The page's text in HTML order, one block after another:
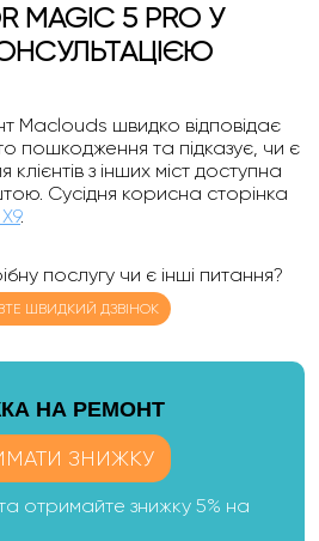
MAGIC 5 PRO У
Maclouds швидко відповідає
пошкодження та підказує, чи є
з інших міст доступна
Сусідня корисна сторінка
.
послугу чи є інші питання?
ШВИДКИЙ ДЗВІНОК
НА РЕМОНТ
ЗНИЖКУ
отримайте знижку 5% на